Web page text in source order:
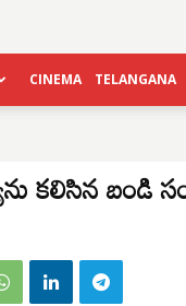
CINEMA TELANGANA
కలిసిన బండి